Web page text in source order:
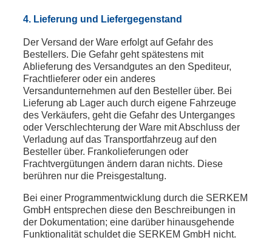
4. Lieferung und Liefergegenstand
Der Versand der Ware erfolgt auf Gefahr des
Bestellers. Die Gefahr geht spätestens mit
Ablieferung des Versandgutes an den Spediteur,
Frachtlieferer oder ein anderes
Versandunternehmen auf den Besteller über. Bei
Lieferung ab Lager auch durch eigene Fahrzeuge
des Verkäufers, geht die Gefahr des Unterganges
oder Verschlechterung der Ware mit Abschluss der
Verladung auf das Transportfahrzeug auf den
Besteller über. Frankolieferungen oder
Frachtvergütungen ändern daran nichts. Diese
berühren nur die Preisgestaltung.
Bei einer Programmentwicklung durch die SERKEM
GmbH entsprechen diese den Beschreibungen in
der Dokumentation; eine darüber hinausgehende
Funktionalität schuldet die SERKEM GmbH nicht.